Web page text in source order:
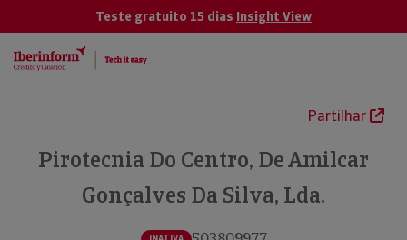
Teste gratuito 15 dias Insight View
Partilhar
Pirotecnia Do Centro, De Amilcar
Gonçalves Da Silva, Lda.